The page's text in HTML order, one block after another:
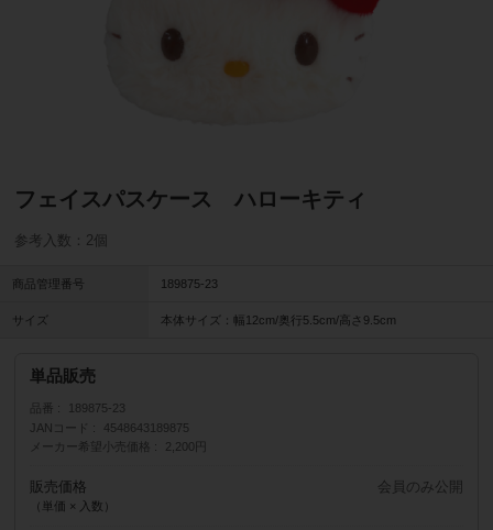
フェイスパスケース ハローキティ
参考入数：2個
商品管理番号 189875-23
サイズ 本体サイズ：幅12cm/奥行5.5cm/高さ9.5cm
単品販売
品番
189875-23
JANコード
4548643189875
メーカー希望小売価格
2,200円
販売価格
（単価 × 入数）
会員のみ公開